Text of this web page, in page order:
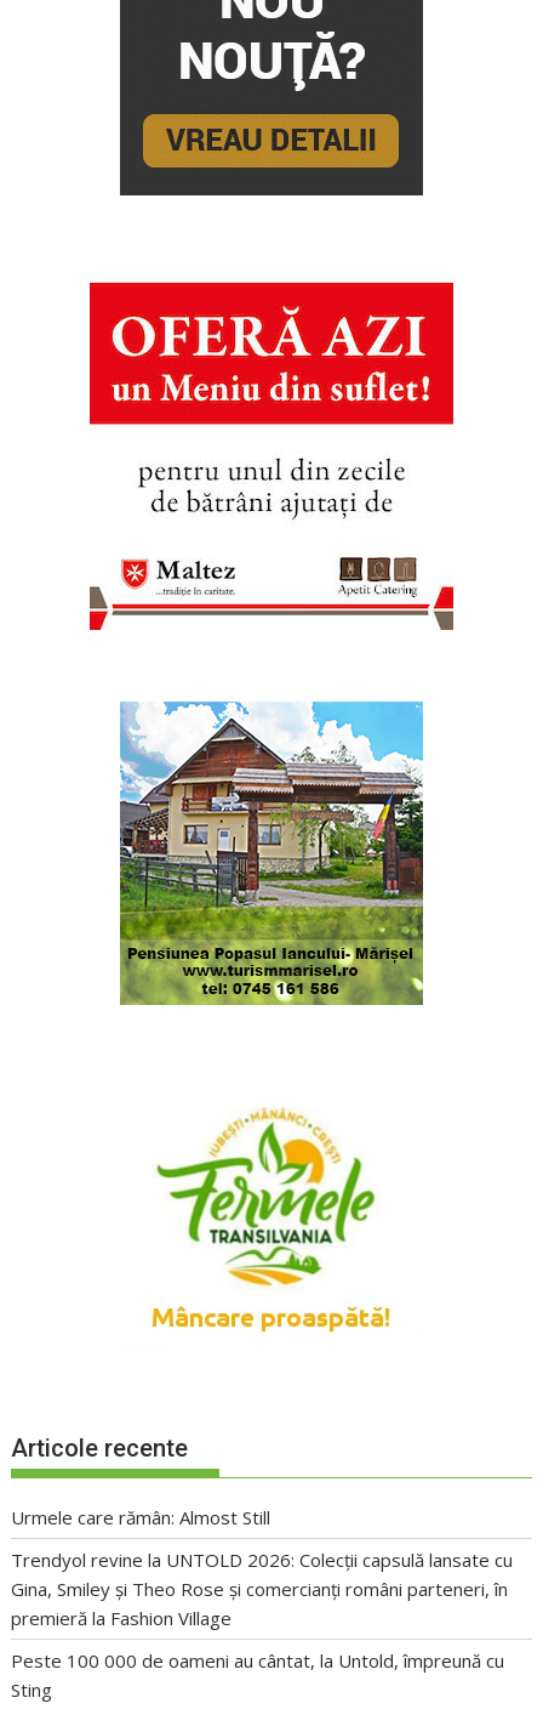
Articole recente
Urmele care rămân: Almost Still
Trendyol revine la UNTOLD 2026: Colecții capsulă lansate cu
Gina, Smiley și Theo Rose și comercianți români parteneri, în
premieră la Fashion Village
Peste 100 000 de oameni au cântat, la Untold, împreună cu
Sting